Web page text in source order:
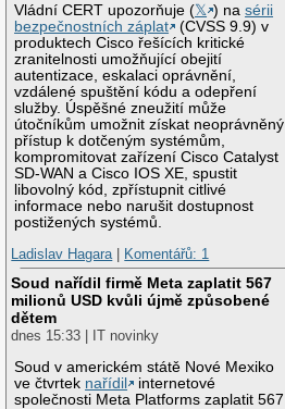
Vládní CERT upozorňuje (𝕏 ) nasérii
bezpečnostních záplat
(CVSS 9.9) v
produktech Cisco řešících kritické
zranitelnosti umožňující obejití
autentizace, eskalaci oprávnění,
vzdálené spuštění kódu a odepření
služby. Úspěšné zneužití může
útočníkům umožnit získat neoprávněný
přístup k dotčeným systémům,
kompromitovat zařízení Cisco Catalyst
SD-WAN a Cisco IOS XE, spustit
libovolný kód, zpřístupnit citlivé
informace nebo narušit dostupnost
postižených systémů.
Ladislav Hagara| Komentářů: 1
Soud nařídil firmě Meta zaplatit 567
milionů USD kvůli újmě způsobené
dětem
dnes 15:33 | IT novinky
Soud v americkém státě Nové Mexiko
ve čtvrtek nařídil
internetové
společnosti Meta Platforms zaplatit 567